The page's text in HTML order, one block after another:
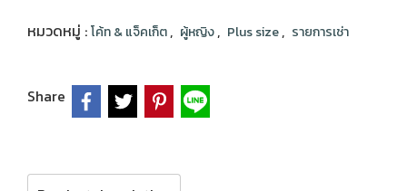
หมวดหมู่ :โค้ท & แจ็คเก็ต, ผู้หญิง, Plus size, รายการเช่า
Share